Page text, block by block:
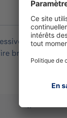
media, for
brigades, etc.
Agents
11